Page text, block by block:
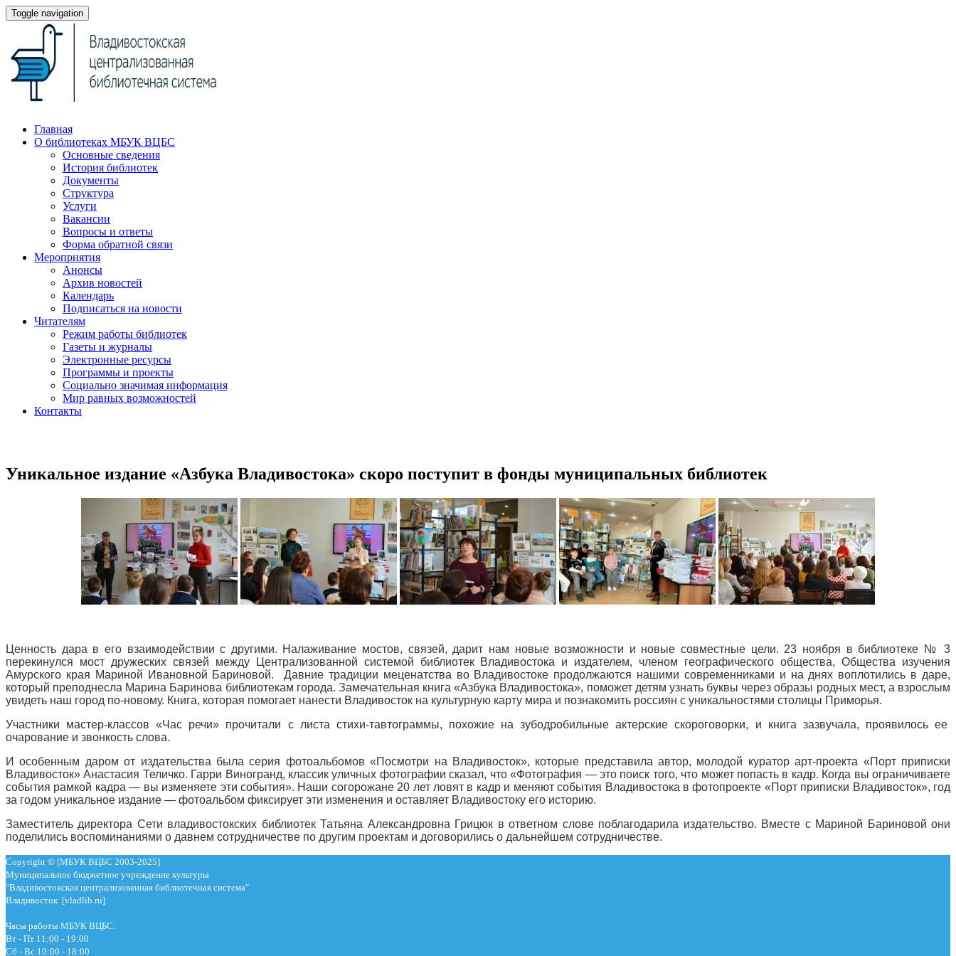
Toggle navigation
Главная
О библиотеках МБУК ВЦБС
Основные сведения
История библиотек
Документы
Структура
Услуги
Вакансии
Вопросы и ответы
Форма обратной связи
Мероприятия
Анонсы
Архив новостей
Календарь
Подписаться на новости
Читателям
Режим работы библиотек
Газеты и журналы
Электронные ресурсы
Программы и проекты
Социально значимая информация
Мир равных возможностей
Контакты
Уникальное издание «Азбука Владивостока» скоро поступит в фонды муниципальных библиотек
Ценность дара в его взаимодействии с другими. Налаживание мостов, связей, дарит нам новые возможности и новые совместные цели. 23 ноября в библиотеке № 3
перекинулся мост дружеских связей между Централизованной системой библиотек Владивостока и издателем, членом географического общества, Общества изучения
Амурского края Мариной Ивановной Бариновой. Давние традиции меценатства во Владивостоке продолжаются нашими современниками и на днях воплотились в даре,
который преподнесла Марина Баринова библиотекам города. Замечательная книга «Азбука Владивостока», поможет детям узнать буквы через образы родных мест, а взрослым
увидеть наш город по-новому. Книга, которая помогает нанести Владивосток на культурную карту мира и познакомить россиян с уникальностями столицы Приморья.
Участники мастер-классов «Час речи» прочитали с листа стихи-тавтограммы, похожие на зубодробильные актерские скороговорки, и книга зазвучала, проявилось ее
очарование и звонкость слова.
И особенным даром от издательства была серия фотоальбомов «Посмотри на Владивосток», которые представила автор, молодой куратор арт-проекта «Порт приписки
Владивосток» Анастасия Теличко. Гарри Виногранд, классик уличных фотографии сказал, что «Фотография — это поиск того, что может попасть в кадр. Когда вы ограничиваете
события рамкой кадра — вы изменяете эти события». Наши согорожане 20 лет ловят в кадр и меняют события Владивостока в фотопроекте «Порт приписки Владивосток», год
за годом уникальное издание — фотоальбом фиксирует эти изменения и оставляет Владивостоку его историю.
Заместитель директора Сети владивостокских библиотек Татьяна Александровна Грицюк в ответном слове поблагодарила издательство. Вместе с Мариной Бариновой они
поделились воспоминаниями о давнем сотрудничестве по другим проектам и договорились о дальнейшем сотрудничестве.
Copyright © [МБУК ВЦБС 2003-2025]
Муниципальное бюджетное учреждение культуры
"Владивостокская централизованная библиотечная система"
Владивосток [vladlib.ru]
Часы работы МБУК ВЦБС:
Вт - Пт 11:00 - 19:00
Сб - Вс 10:00 - 18:00